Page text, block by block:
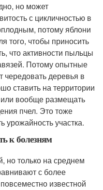
но может
с цикличностью в
потому яблони
того, чтобы приносить
что активности пыльцы
Потому опытные
деревья в
ставить на территории
вообще размещать
пчел. Это тоже
урожайность участка.
к болезням
но только на среднем
с более
известной